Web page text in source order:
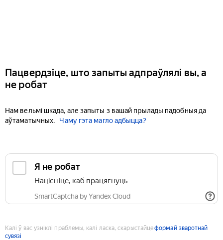
Пацвердзіце, што запыты адпраўлялі вы, а
не робат
Нам вельмі шкада, але запыты з вашай прылады падобныя да
аўтаматычных.
Чаму гэта магло адбыцца?
Я не робат
Націсніце, каб працягнуць
SmartCaptcha by Yandex Cloud
Калі ў вас узніклі праблемы, калі ласка, скарыстайцеформай зваротнай
сувязі